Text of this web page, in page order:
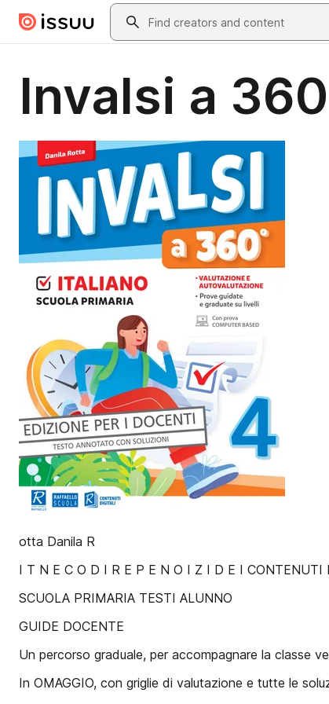
Skip to main contentSearch
Invalsi a
otta Danila R
I T N E C O D I R E P E N O I Z I D E I CONTENUTI
SCUOLA PRIMARIA TESTI ALUNNO
GUIDE DOCENTE
Un percorso graduale, per accompagnare la classe
In OMAGGIO, con griglie di valutazione e tutte le